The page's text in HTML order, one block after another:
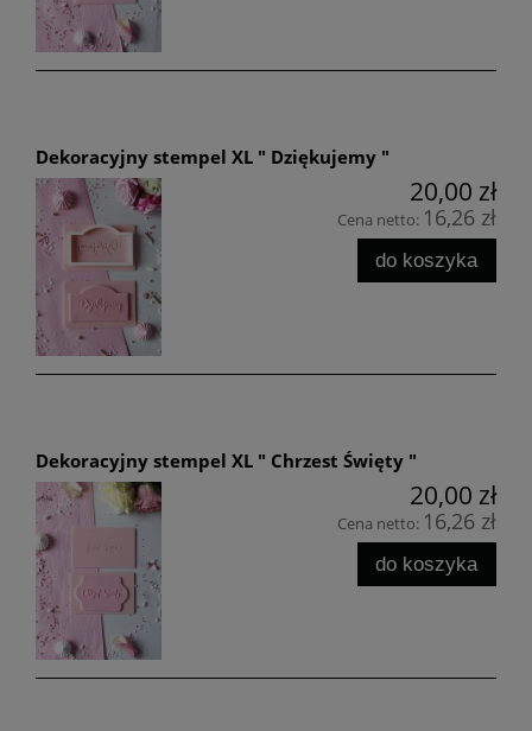
Dekoracyjny stempel XL " Dziękujemy "
20,00 zł
Cena netto: 16,26 zł
do koszyka
Dekoracyjny stempel XL " Chrzest Święty "
20,00 zł
Cena netto: 16,26 zł
do koszyka